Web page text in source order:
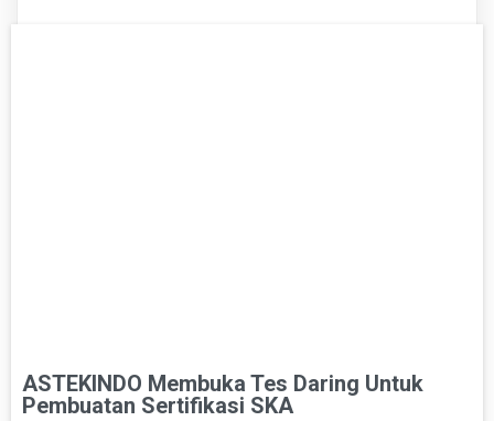
ASTEKINDO Membuka Tes Daring Untuk
Pembuatan Sertifikasi SKA